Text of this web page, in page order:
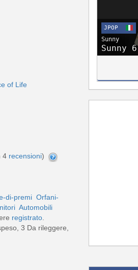
of Life
4 recensioni)
di-premi Orfani-
Automobili
registrato
3 Da rileggere,
JPOP
Sunny
Sunny 6